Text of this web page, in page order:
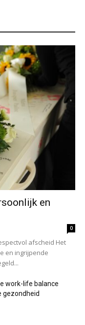
en
0
afscheid Het
en ingrijpende
work-life balance
gezondheid